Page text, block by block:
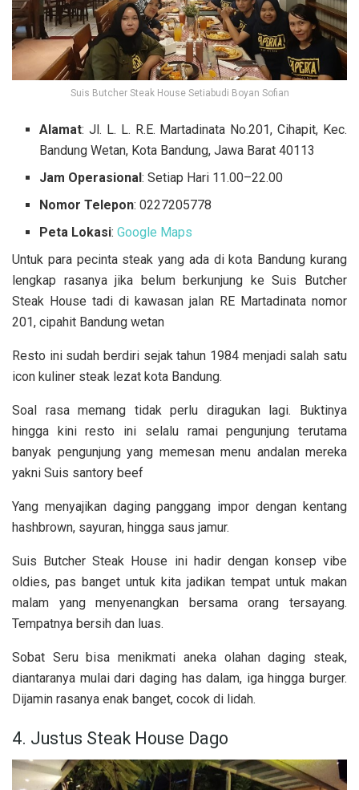
Suis Butcher Steak House Setiabudi Boyan Sofian
Alamat: Jl. L. L. R.E. Martadinata No.201, Cihapit, Kec.
Bandung Wetan, Kota Bandung, Jawa Barat 40113
Jam Operasional: Setiap Hari 11.00–22.00
Nomor Telepon: 0227205778
Peta Lokasi: Google Maps
Untuk para pecinta steak yang ada di kota Bandung kurang
lengkap rasanya jika belum berkunjung ke Suis Butcher
Steak House tadi di kawasan jalan RE Martadinata nomor
201, cipahit Bandung wetan
Resto ini sudah berdiri sejak tahun 1984 menjadi salah satu
icon kuliner steak lezat kota Bandung.
Soal rasa memang tidak perlu diragukan lagi. Buktinya
hingga kini resto ini selalu ramai pengunjung terutama
banyak pengunjung yang memesan menu andalan mereka
yakni Suis santory beef
Yang menyajikan daging panggang impor dengan kentang
hashbrown, sayuran, hingga saus jamur.
Suis Butcher Steak House ini hadir dengan konsep vibe
oldies, pas banget untuk kita jadikan tempat untuk makan
malam yang menyenangkan bersama orang tersayang.
Tempatnya bersih dan luas.
Sobat Seru bisa menikmati aneka olahan daging steak,
diantaranya mulai dari daging has dalam, iga hingga burger.
Dijamin rasanya enak banget, cocok di lidah.
4. Justus Steak House Dago